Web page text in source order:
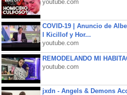
youtube.com
COVID-19 | Anuncio de
l Kicillof y Hor...
youtube.com
REMODELANDO MI
youtube.com
jxdn - Angels & Demons